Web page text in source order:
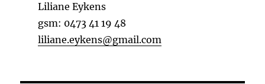
Liliane Eykens
gsm: 0473 41 19 48
liliane.eykens@gmail.com